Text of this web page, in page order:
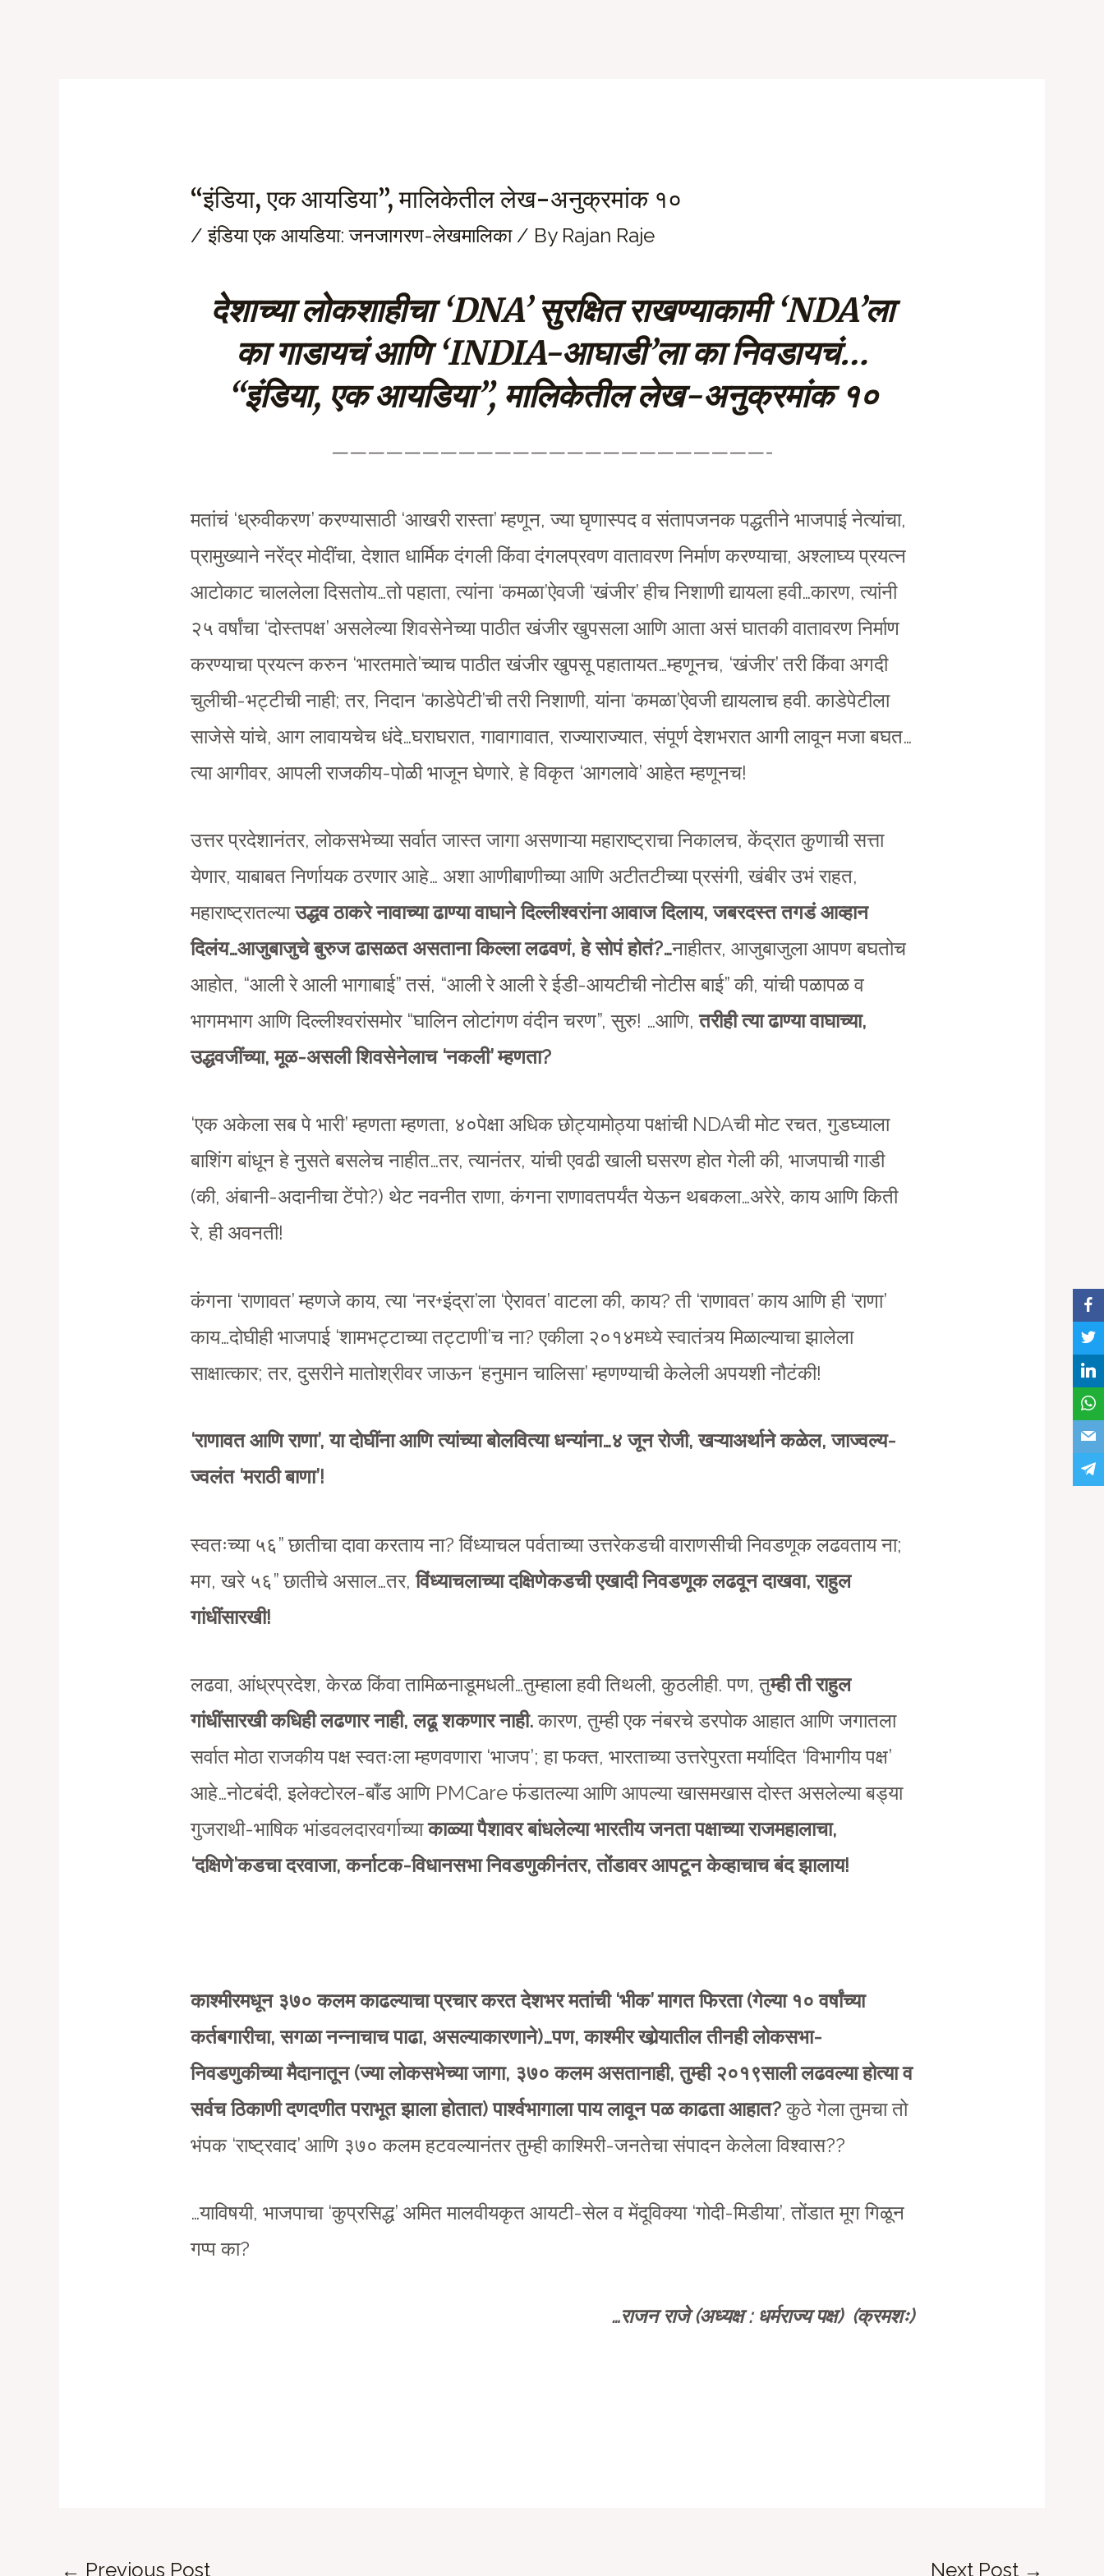
“इंडिया, एक आयडिया”, मालिकेतील लेख-अनुक्रमांक १०
/इंडिया एक आयडिया: जनजागरण-लेखमालिका/ By Rajan Raje
देशाच्या लोकशाहीचा‘DNA’ सुरक्षित राखण्याकामी ‘NDA’ला
का गाडायचं आणि ‘INDIA-आघाडी’ला का निवडायचं…
“इंडिया, एक आयडिया”, मालिकेतील लेख-अनुक्रमांक १०
————————————————————————-
मतांचं ‘ध्रुवीकरण’ करण्यासाठी ‘आखरी रास्ता’ म्हणून, ज्या घृणास्पद व संतापजनक पद्धतीने भाजपाई नेत्यांचा,
प्रामुख्याने नरेंद्र मोदींचा, देशात धार्मिक दंगली किंवा दंगलप्रवण वातावरण निर्माण करण्याचा, अश्लाघ्य प्रयत्न
आटोकाट चाललेला दिसतोय…तो पहाता, त्यांना ‘कमळा’ऐवजी ‘खंजीर’ हीच निशाणी द्यायला हवी…कारण, त्यांनी
२५ वर्षांचा ‘दोस्तपक्ष’ असलेल्या शिवसेनेच्या पाठीत खंजीर खुपसला आणि आता असं घातकी वातावरण निर्माण
करण्याचा प्रयत्न करुन ‘भारतमाते’च्याच पाठीत खंजीर खुपसू पहातायत…म्हणूनच, ‘खंजीर’ तरी किंवा अगदी
चुलीची-भट्टीची नाही; तर, निदान ‘काडेपेटी’ची तरी निशाणी, यांना ‘कमळा’ऐवजी द्यायलाच हवी. काडेपेटीला
साजेसे यांचे, आग लावायचेच धंदे…घराघरात, गावागावात, राज्याराज्यात, संपूर्ण देशभरात आगी लावून मजा बघत…
त्या आगीवर, आपली राजकीय-पोळी भाजून घेणारे, हे विकृत ‘आगलावे’ आहेत म्हणूनच!
उत्तर प्रदेशानंतर, लोकसभेच्या सर्वात जास्त जागा असणाऱ्या महाराष्ट्राचा निकालच, केंद्रात कुणाची सत्ता
येणार, याबाबत निर्णायक ठरणार आहे… अशा आणीबाणीच्या आणि अटीतटीच्या प्रसंगी, खंबीर उभं राहत,
महाराष्ट्रातल्याउद्धव ठाकरे नावाच्या ढाण्या वाघाने दिल्लीश्वरांना आवाज दिलाय, जबरदस्त तगडं आव्हान
दिलंय…आजुबाजुचे बुरुज ढासळत असताना किल्ला लढवणं, हे सोपं होतं?…नाहीतर, आजुबाजुला आपण बघतोच
आहोत, “आली रे आली भागाबाई” तसं, “आली रे आली रे ईडी-आयटीची नोटीस बाई” की, यांची पळापळ व
भागमभाग आणि दिल्लीश्वरांसमोर “घालिन लोटांगण वंदीन चरण”, सुरु! …आणि,तरीही त्या ढाण्या वाघाच्या,
उद्धवजींच्या, मूळ-असली शिवसेनेलाच ‘नकली’ म्हणता?
‘एक अकेला सब पे भारी’ म्हणता म्हणता, ४०पेक्षा अधिक छोट्यामोठ्या पक्षांची NDAची मोट रचत, गुडघ्याला
बाशिंग बांधून हे नुसते बसलेच नाहीत…तर, त्यानंतर, यांची एवढी खाली घसरण होत गेली की, भाजपाची गाडी
(की, अंबानी-अदानीचा टेंपो?) थेट नवनीत राणा, कंगना राणावतपर्यंत येऊन थबकला…अरेरे, काय आणि किती
रे, ही अवनती!
कंगना ‘राणावत’ म्हणजे काय, त्या ‘नर+इंद्रा’ला ‘ऐरावत’ वाटला की, काय? ती ‘राणावत’ काय आणि ही ‘राणा’
काय…दोघीही भाजपाई ‘शामभट्टाच्या तट्टाणी’च ना? एकीला २०१४मध्ये स्वातंत्र्य मिळाल्याचा झालेला
साक्षात्कार; तर, दुसरीने मातोश्रीवर जाऊन ‘हनुमान चालिसा’ म्हणण्याची केलेली अपयशी नौटंकी!
‘राणावत आणि राणा’, या दोघींना आणि त्यांच्या बोलवित्या धन्यांना…४ जून रोजी, खऱ्याअर्थाने कळेल, जाज्वल्य-
ज्वलंत ‘मराठी बाणा’!
स्वतःच्या ५६” छातीचा दावा करताय ना? विंध्याचल पर्वताच्या उत्तरेकडची वाराणसीची निवडणूक लढवताय ना;
मग, खरे ५६” छातीचे असाल…तर,विंध्याचलाच्या दक्षिणेकडची एखादी निवडणूक लढवून दाखवा, राहुल
गांधींसारखी!
लढवा, आंध्रप्रदेश, केरळ किंवा तामिळनाडूमधली…तुम्हाला हवी तिथली, कुठलीही. पण, तुम्ही ती राहुल
गांधींसारखी कधिही लढणार नाही, लढू शकणार नाही.कारण, तुम्ही एक नंबरचे डरपोक आहात आणि जगातला
सर्वात मोठा राजकीय पक्ष स्वतःला म्हणवणारा ‘भाजप’; हा फक्त, भारताच्या उत्तरेपुरता मर्यादित ‘विभागीय पक्ष’
आहे…नोटबंदी, इलेक्टोरल-बॉंड आणि PMCare फंडातल्या आणि आपल्या खासमखास दोस्त असलेल्या बड्या
गुजराथी-भाषिक भांडवलदारवर्गाच्याकाळ्या पैशावर बांधलेल्या भारतीय जनता पक्षाच्या राजमहालाचा,
‘दक्षिणे’कडचा दरवाजा, कर्नाटक-विधानसभा निवडणुकीनंतर, तोंडावर आपटून केव्हाचाच बंद झालाय!
काश्मीरमधून ३७० कलम काढल्याचा प्रचार करत देशभर मतांची ‘भीक’ मागत फिरता (गेल्या १० वर्षांच्या
कर्तबगारीचा, सगळा नन्नाचाच पाढा, असल्याकारणाने)…पण, काश्मीर खोर्‍यातील तीनही लोकसभा-
निवडणुकीच्या मैदानातून (ज्या लोकसभेच्या जागा, ३७० कलम असतानाही, तुम्ही २०१९साली लढवल्या होत्या व
सर्वच ठिकाणी दणदणीत पराभूत झाला होतात) पार्श्वभागाला पाय लावून पळ काढता आहात?कुठे गेला तुमचा तो
भंपक ‘राष्ट्रवाद’ आणि ३७० कलम हटवल्यानंतर तुम्ही काश्मिरी-जनतेचा संपादन केलेला विश्वास??
…याविषयी, भाजपाचा ‘कुप्रसिद्ध’ अमित मालवीयकृत आयटी-सेल व मेंदूविक्या ‘गोदी-मिडीया’, तोंडात मूग गिळून
गप्प का?
…राजन राजे (अध्यक्ष : धर्मराज्य पक्ष) (क्रमशः)
Post
← Previous Post Next Post →